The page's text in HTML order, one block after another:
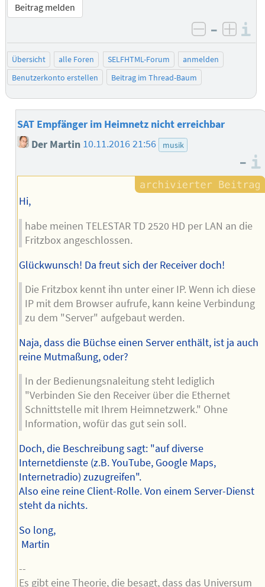
Beitrag melden
negativ
–
Übersicht alle Foren SELFHTML-Forum
anmelden
Benutzerkonto erstellen
Beitrag im Thread-Baum
SAT Empfänger im Heimnetz nicht erreichbar
Der Martin 10.11.2016 21:56 musik
–
Hi,
habe meinen TELESTAR TD 2520 HD per LAN an die
Fritzbox angeschlossen.
Glückwunsch! Da freut sich der Receiver doch!
Die Fritzbox kennt ihn unter einer IP. Wenn ich diese
IP mit dem Browser aufrufe, kann keine Verbindung
zu dem "Server" aufgebaut werden.
Naja, dass die Büchse einen Server enthält, ist ja auch
reine Mutmaßung, oder?
In der Bedienungsnaleitung steht lediglich
"Verbinden Sie den Receiver über die Ethernet
Schnittstelle mit Ihrem Heimnetzwerk." Ohne
Information, wofür das gut sein soll.
Doch, die Beschreibung sagt: "auf diverse
Internetdienste (z.B. YouTube, Google Maps,
Internetradio) zuzugreifen".
Also eine reine Client-Rolle. Von einem Server-Dienst
steht da nichts.
So long,
Martin
--
Es gibt eine Theorie, die besagt, dass das Universum